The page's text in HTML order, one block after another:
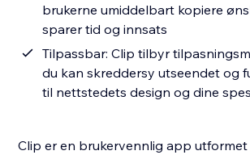
brukerne umiddelbart kopiere
sparer tid og innsats
Tilpassbar: Clip tilbyr
du kan skreddersy utseendet og
til nettstedets design og dine
Clip er en brukervennlig app